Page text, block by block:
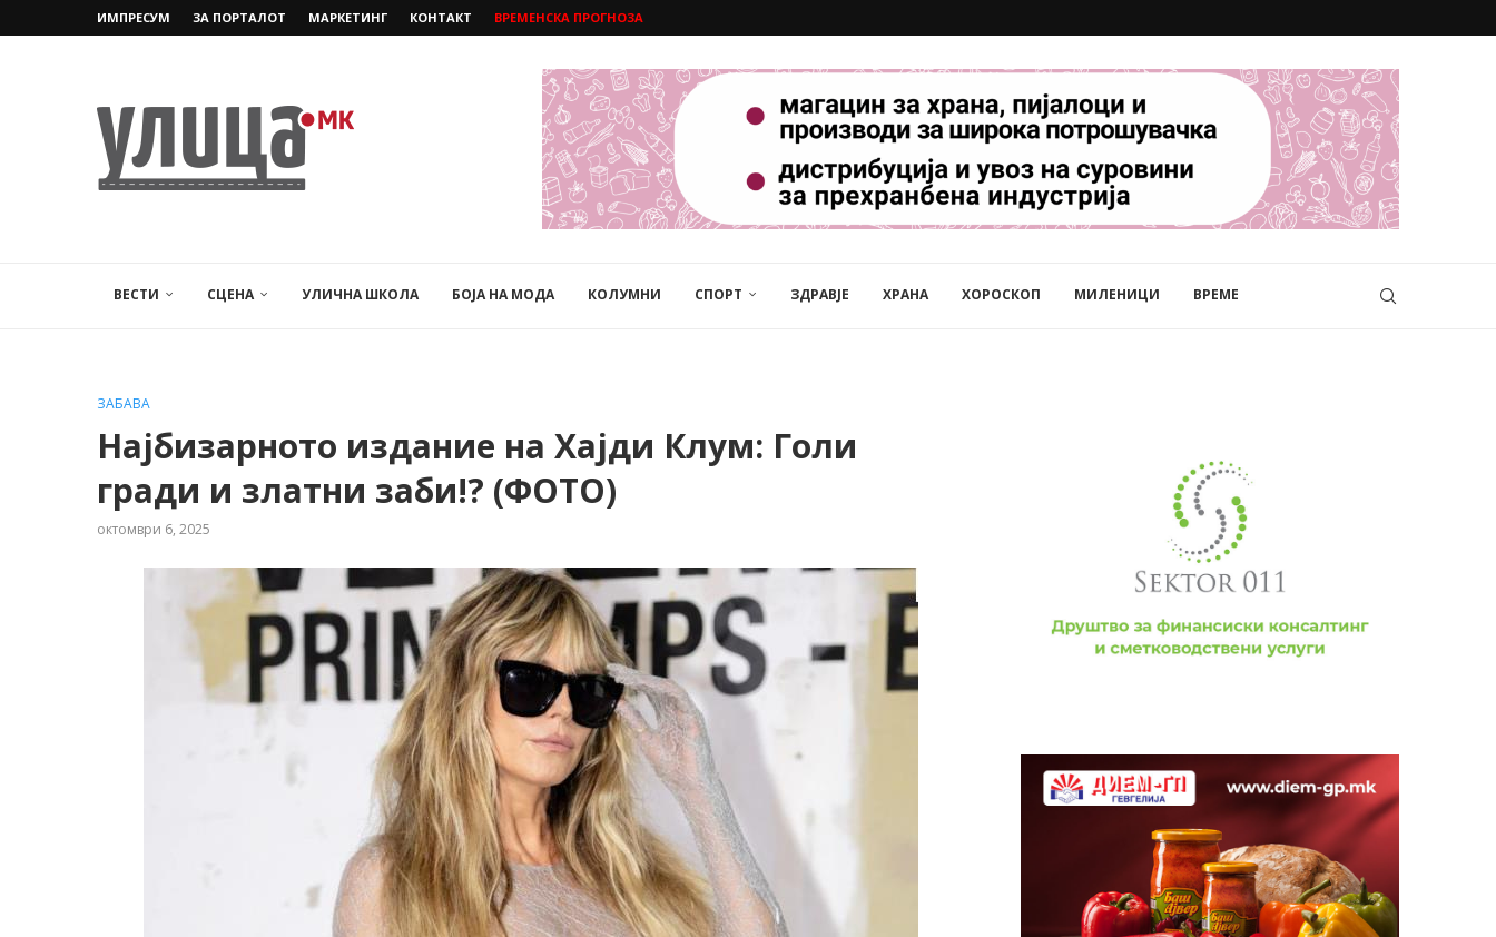
ИМПРЕСУМ ЗА ПОРТАЛОТ МАРКЕТИНГ КОНТАКТ ВРЕМЕНСКА ПРОГНОЗА
ВЕСТИ СЦЕНА УЛИЧНА ШКОЛА БОЈА НА МОДА КОЛУМНИ СПОРТ ЗДРАВЈЕ ХРАНА ХОРОСКОП МИЛЕНИЦИ ВРЕМЕ
ЗАБАВА
Најбизарното издание на Хајди Клум: Голи
гради и златни заби!? (ФОТО)
октомври 6, 2025